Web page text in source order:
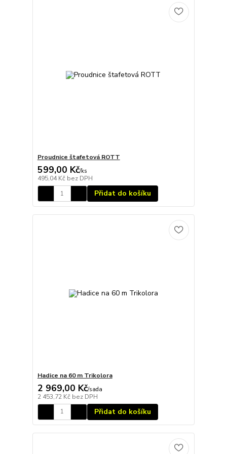
Proudnice štafetová ROTT
599,00 Kč/ks
495,04 Kč bez DPH
Přidat do košíku
Hadice na 60 m Trikolora
2 969,00 Kč/sada
2 453,72 Kč bez DPH
Přidat do košíku